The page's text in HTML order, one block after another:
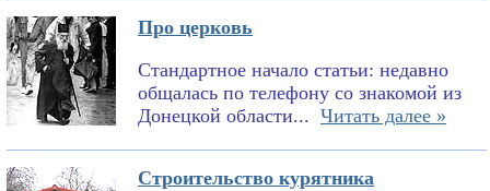
Про церковь
Стандартное начало статьи: недавно
общалась по телефону со знакомой из
Донецкой области... Читать далее »
Строительство курятника